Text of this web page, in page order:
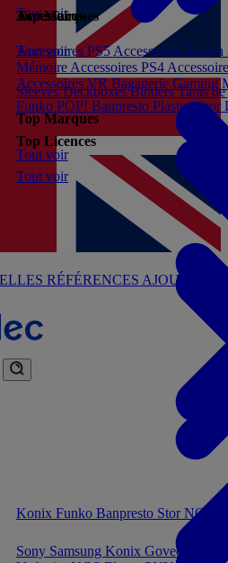
RÉFÉRENCES AJOUTÉES
Tout voir
Konix Funko Banpresto Stor
Accessoires
Accessoires PS5Accessoires
Mémoire Accessoires PS4
Accessoires VRBagagerie Gaming
Top Marques
Tout voir
Funko POP! Banpresto PlastoyStor
Top Licences
Tout voir
SleevesDeckboxesBindersTapis
Top Marques
Tout voir
Sony Samsung Konix Govee